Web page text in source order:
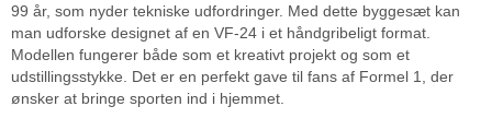
99 år, som nyder tekniske udfordringer. Med dette byggesæt kan
man udforske designet af en VF-24 i et håndgribeligt format.
Modellen fungerer både som et kreativt projekt og som et
udstillingsstykke. Det er en perfekt gave til fans af Formel 1, der
ønsker at bringe sporten ind i hjemmet.